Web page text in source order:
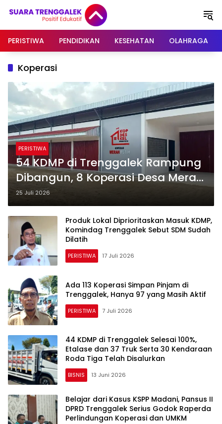
PERISTIWA
PENDIDIKAN KESEHATAN OLAHRAGA
Koperasi
PERISTIWA
54 KDMP di Trenggalek Rampung
Dibangun, 8 Koperasi Desa Merah
Putih Mulai Beroperasi
25 Juli 2026
Produk Lokal Diprioritaskan Masuk KDMP,
Komindag Trenggalek Sebut SDM Sudah
Dilatih
PERISTIWA 17 Juli 2026
Ada 113 Koperasi Simpan Pinjam di
Trenggalek, Hanya 97 yang Masih Aktif
PERISTIWA 7 Juli 2026
44 KDMP di Trenggalek Selesai 100%,
Etalase dan 37 Truk Serta 30 Kendaraan
Roda Tiga Telah Disalurkan
BISNIS 13 Juni 2026
Belajar dari Kasus KSPP Madani, Pansus II
DPRD Trenggalek Serius Godok Raperda
Perlindungan Koperasi dan UMKM